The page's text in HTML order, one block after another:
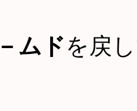
ムドを戻